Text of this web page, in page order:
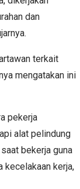
dan
terkait
mengatakan ini
pekerja
alat pelindung
bekerja guna
kecelakaan kerja,